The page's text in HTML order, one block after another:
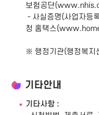
보험공단(
- 사실증명(사업자등
청 홈택스(
※ 행정기관(행정복지
기타안내
기타사항 :